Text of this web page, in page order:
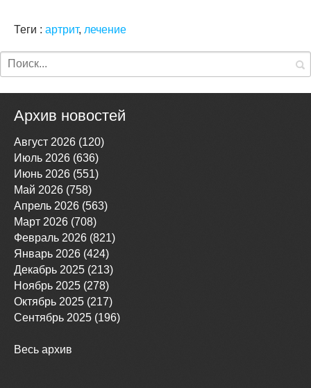
Теги : артрит, лечение
Архив новостей
Август 2026 (120)
Июль 2026 (636)
Июнь 2026 (551)
Май 2026 (758)
Апрель 2026 (563)
Март 2026 (708)
Февраль 2026 (821)
Январь 2026 (424)
Декабрь 2025 (213)
Ноябрь 2025 (278)
Октябрь 2025 (217)
Сентябрь 2025 (196)
Весь архив